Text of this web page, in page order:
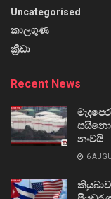
Uncategorised
කාලගුණ
ක්‍රීඩා
Recent News
නංවයි
6